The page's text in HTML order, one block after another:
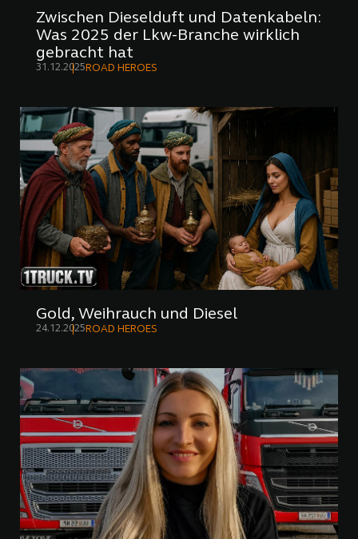
Zwischen Dieselduft und Datenkabeln:
Was 2025 der Lkw-Branche wirklich
gebracht hat
31.12.2025 ROAD HEROES
Gold, Weihrauch und Diesel
24.12.2025 ROAD HEROES